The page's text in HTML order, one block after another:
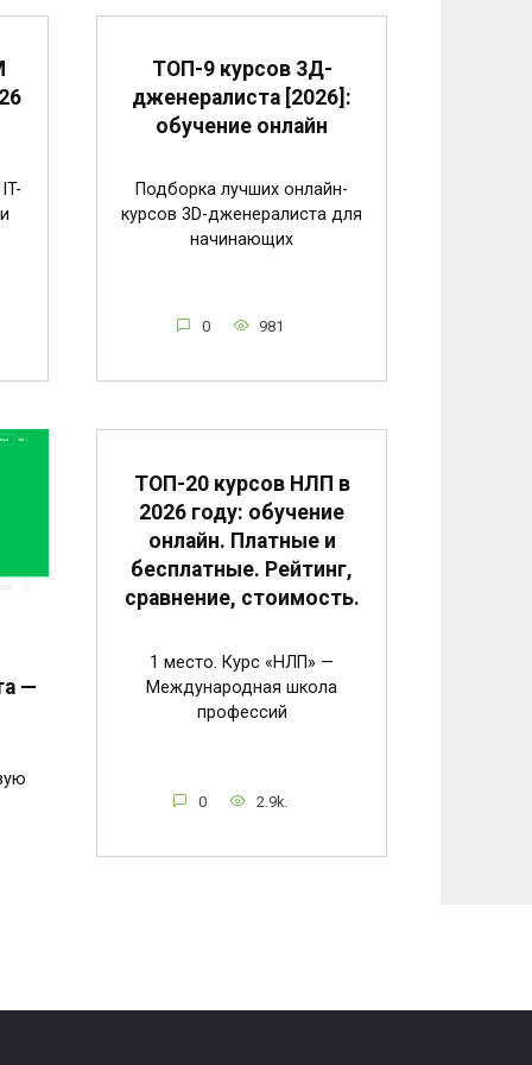
ТОП-9 курсов 3Д-
дженералиста [2026]:
обучение онлайн
Подборка лучших онлайн-
курсов 3D-дженералиста для
начинающих
0 981
—
ТОП-20 курсов НЛП в
2026 году: обучение
онлайн. Платные и
бесплатные. Рейтинг,
сравнение, стоимость.
1 место. Курс «НЛП» —
Международная школа
профессий
0 2.9k.